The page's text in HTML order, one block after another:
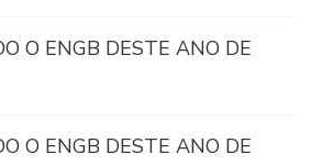
O ENGB DESTE ANO DE
O ENGB DESTE ANO DE